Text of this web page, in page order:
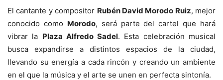
El cantante y compositor Rubén David Morodo Ruiz, mejor
conocido como Morodo, será parte del cartel que hará
vibrar la Plaza Alfredo Sadel. Esta celebración musical
busca expandirse a distintos espacios de la ciudad,
llevando su energía a cada rincón y creando un ambiente
en el que la música y el arte se unen en perfecta sintonía.